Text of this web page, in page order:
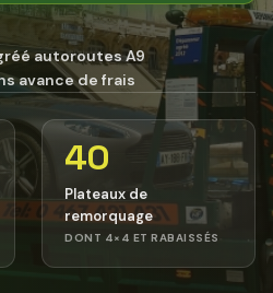
autoroutes A9
avance de frais
40
Plateaux de
remorquage
DONT 4×4 ET RABAISSÉS